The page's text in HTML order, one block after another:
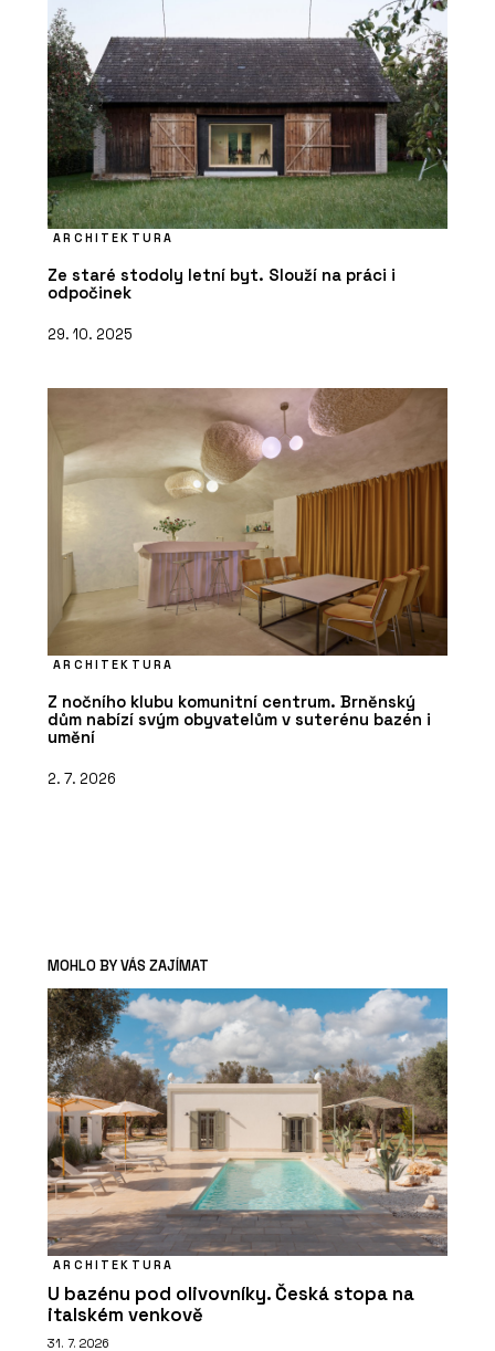
ARCHITEKTURA
Ze staré stodoly letní byt. Slouží na práci i
odpočinek
29. 10. 2025
ARCHITEKTURA
Z nočního klubu komunitní centrum. Brněnský
dům nabízí svým obyvatelům v suterénu bazén i
umění
2. 7. 2026
MOHLO BY VÁS ZAJÍMAT
ARCHITEKTURA
U bazénu pod olivovníky. Česká stopa na
italském venkově
31. 7. 2026